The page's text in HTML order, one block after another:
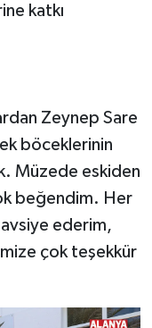
katkı
Zeynep Sare
böceklerinin
Müzede eskiden
beğendim. Her
ederim,
çok teşekkür